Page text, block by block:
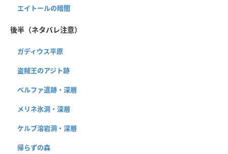
エイトールの暗闇
後半（ネタバレ注意）
ガディウス平原
盗賊王のアジト跡
ベルファ遺跡・深層
メリネ氷洞・深層
ケルブ溶岩洞・深層
帰らずの森